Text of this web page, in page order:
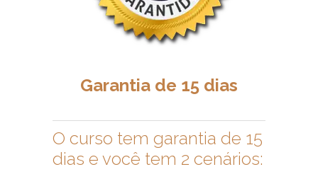
Garantia de 15 dias
O curso tem garantia de 15
dias e você tem 2 cenários: